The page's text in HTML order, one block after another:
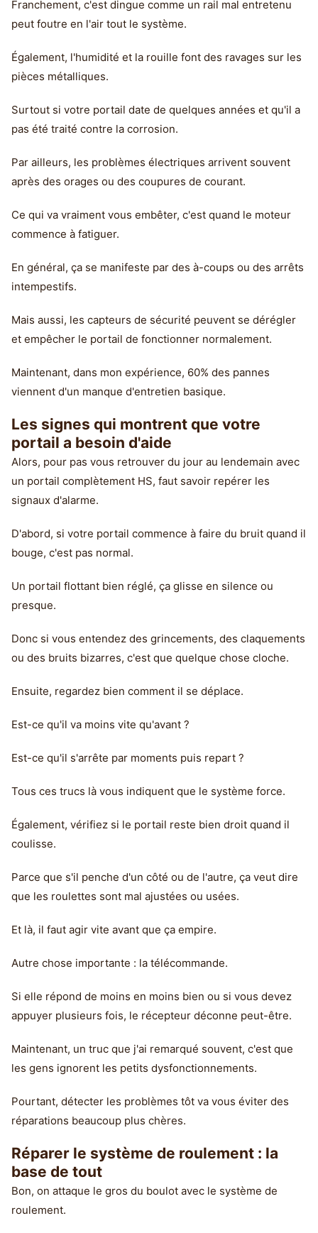
Franchement, c'est dingue comme un rail mal entretenu
peut foutre en l'air tout le système.
Également, l'humidité et la rouille font des ravages sur les
pièces métalliques.
Surtout si votre portail date de quelques années et qu'il a
pas été traité contre la corrosion.
Par ailleurs, les problèmes électriques arrivent souvent
après des orages ou des coupures de courant.
Ce qui va vraiment vous embêter, c'est quand le moteur
commence à fatiguer.
En général, ça se manifeste par des à-coups ou des arrêts
intempestifs.
Mais aussi, les capteurs de sécurité peuvent se dérégler
et empêcher le portail de fonctionner normalement.
Maintenant, dans mon expérience, 60% des pannes
viennent d'un manque d'entretien basique.
Les signes qui montrent que votre
portail a besoin d'aide
Alors, pour pas vous retrouver du jour au lendemain avec
un portail complètement HS, faut savoir repérer les
signaux d'alarme.
D'abord, si votre portail commence à faire du bruit quand il
bouge, c'est pas normal.
Un portail flottant bien réglé, ça glisse en silence ou
presque.
Donc si vous entendez des grincements, des claquements
ou des bruits bizarres, c'est que quelque chose cloche.
Ensuite, regardez bien comment il se déplace.
Est-ce qu'il va moins vite qu'avant ?
Est-ce qu'il s'arrête par moments puis repart ?
Tous ces trucs là vous indiquent que le système force.
Également, vérifiez si le portail reste bien droit quand il
coulisse.
Parce que s'il penche d'un côté ou de l'autre, ça veut dire
que les roulettes sont mal ajustées ou usées.
Et là, il faut agir vite avant que ça empire.
Autre chose importante : la télécommande.
Si elle répond de moins en moins bien ou si vous devez
appuyer plusieurs fois, le récepteur déconne peut-être.
Maintenant, un truc que j'ai remarqué souvent, c'est que
les gens ignorent les petits dysfonctionnements.
Pourtant, détecter les problèmes tôt va vous éviter des
réparations beaucoup plus chères.
Réparer le système de roulement : la
base de tout
Bon, on attaque le gros du boulot avec le système de
roulement.